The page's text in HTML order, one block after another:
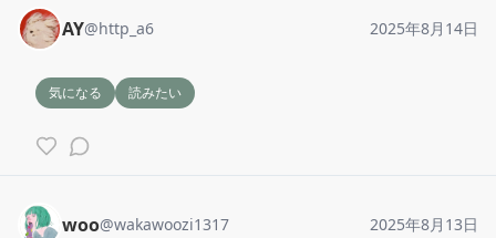
AY@http_a6 2025年8月14日
気になる 読みたい
woo@wakawoozi1317 2025年8月13日